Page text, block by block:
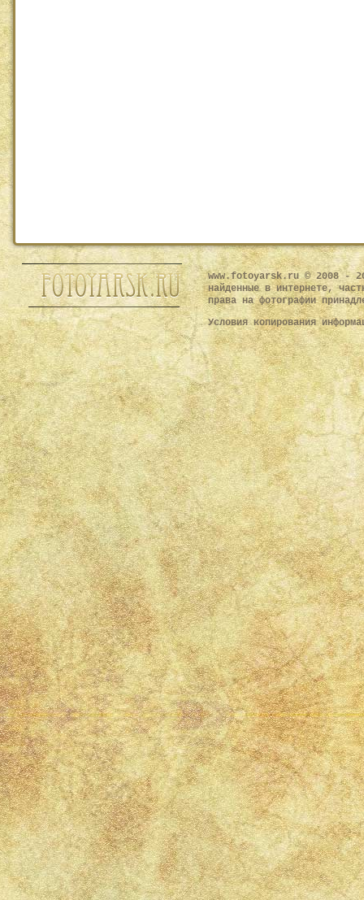
www.fotoyarsk.ru © 2008 -
найденные в интернете,
права на фотографии
Условия копирования